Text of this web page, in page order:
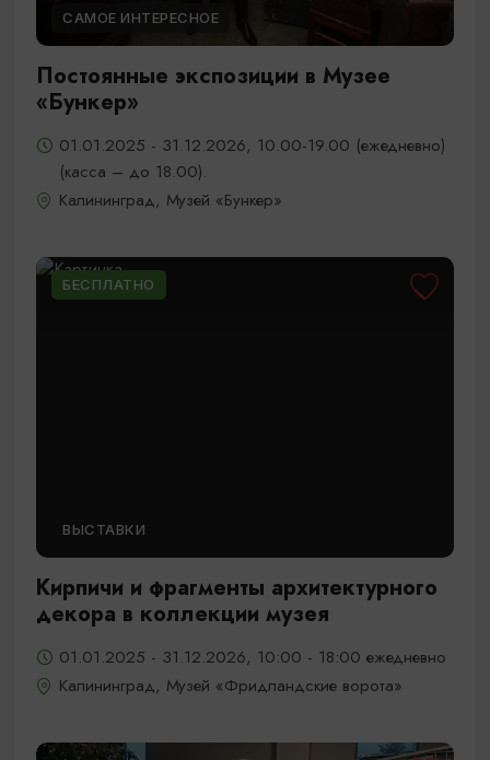
САМОЕ ИНТЕРЕСНОЕ
Постоянные экспозиции в Музее
«Бункер»
01.01.2025 - 31.12.2026, 10.00-19.00 (ежедневно)
(касса – до 18.00).
Калининград, Музей «Бункер»
БЕСПЛАТНО
ВЫСТАВКИ
Кирпичи и фрагменты архитектурного
декора в коллекции музея
01.01.2025 - 31.12.2026, 10:00 - 18:00 ежедневно
Калининград, Музей «Фридландские ворота»